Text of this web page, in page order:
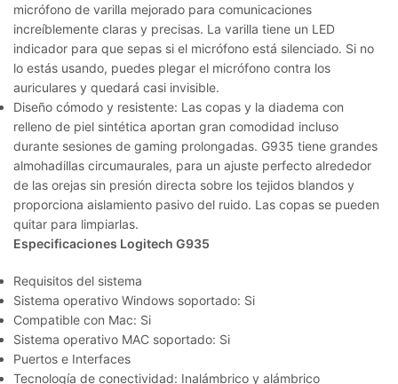
micrófono de varilla mejorado para comunicaciones
increíblemente claras y precisas. La varilla tiene un LED
indicador para que sepas si el micrófono está silenciado. Si no
lo estás usando, puedes plegar el micrófono contra los
auriculares y quedará casi invisible.
Diseño cómodo y resistente: Las copas y la diadema con
relleno de piel sintética aportan gran comodidad incluso
durante sesiones de gaming prolongadas. G935 tiene grandes
almohadillas circumaurales, para un ajuste perfecto alrededor
de las orejas sin presión directa sobre los tejidos blandos y
proporciona aislamiento pasivo del ruido. Las copas se pueden
quitar para limpiarlas.
Especificaciones Logitech G935
Requisitos del sistema
Sistema operativo Windows soportado: Si
Compatible con Mac: Si
Sistema operativo MAC soportado: Si
Puertos e Interfaces
Tecnología de conectividad: Inalámbrico y alámbrico